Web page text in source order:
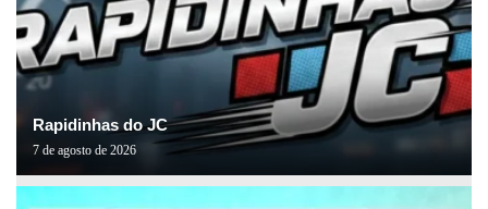
Rapidinhas do JC
7 de agosto de 2026